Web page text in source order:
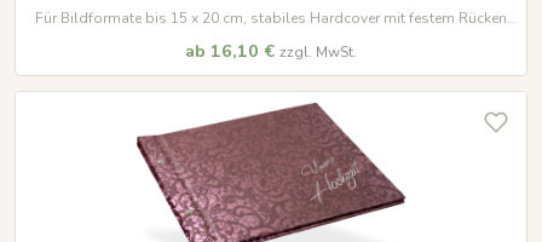
Für Bildformate bis 15 x 20 cm, stabiles Hardcover mit festem Rücken
ab 16,10 € zzgl. MwSt.